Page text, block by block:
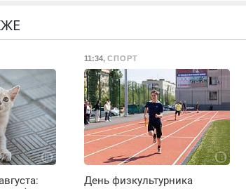
районы. Скидка.
Вызов бесплатный.
11:34,СПОРТ
День физкультурника